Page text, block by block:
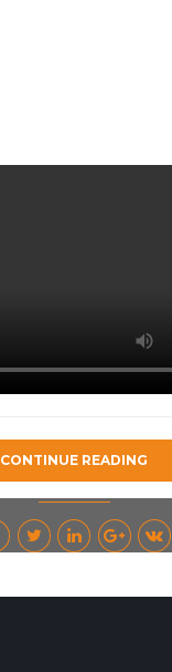
CONTINUE READING